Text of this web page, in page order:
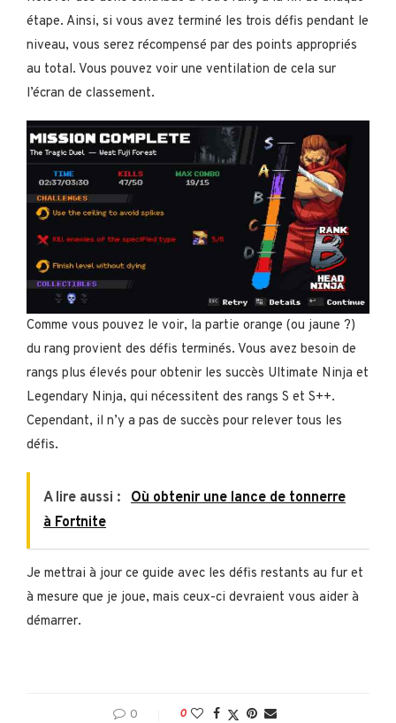
étape. Ainsi, si vous avez terminé les trois défis pendant le
niveau, vous serez récompensé par des points appropriés
au total. Vous pouvez voir une ventilation de cela sur
l’écran de classement.
Comme vous pouvez le voir, la partie orange (ou jaune ?)
du rang provient des défis terminés. Vous avez besoin de
rangs plus élevés pour obtenir les succès Ultimate Ninja et
Legendary Ninja, qui nécessitent des rangs S et S++.
Cependant, il n’y a pas de succès pour relever tous les
défis.
A lire aussi :
Où obtenir une lance de tonnerre
à Fortnite
Je mettrai à jour ce guide avec les défis restants au fur et
à mesure que je joue, mais ceux-ci devraient vous aider à
démarrer.
0 0